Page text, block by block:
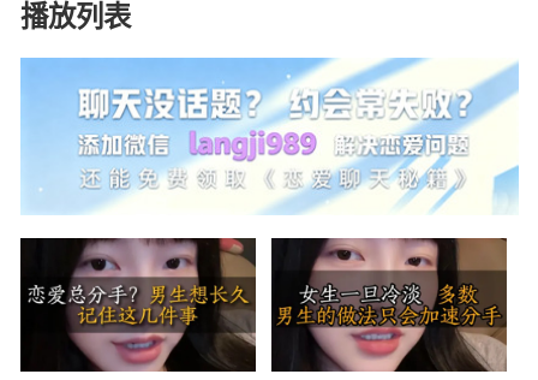
播放列表